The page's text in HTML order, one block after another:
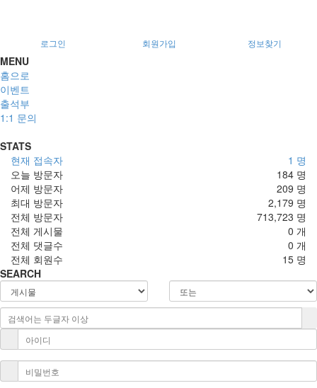
로그인 회원가입 정보찾기
MENU
홈으로
이벤트
출석부
1:1 문의
STATS
1 명
현재 접속자
184 명
오늘 방문자
209 명
어제 방문자
2,179 명
최대 방문자
713,723 명
전체 방문자
0 개
전체 게시물
0 개
전체 댓글수
15 명
전체 회원수
SEARCH